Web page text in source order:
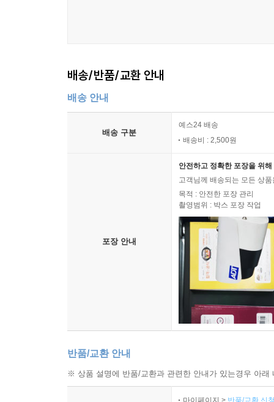
배송/반품/교환 안내
배송 안내
배송 구분
예스24 배송
배송비 : 2,500원
포장 안내
안전하고 정확한 포장을 위
고객님께 배송되는 모든 상
목적 : 안전한 포장 관리
촬영범위 : 박스 포장 작업
반품/교환 안내
※ 상품 설명에 반품/교환과 관련한 안내가 있는경우 아